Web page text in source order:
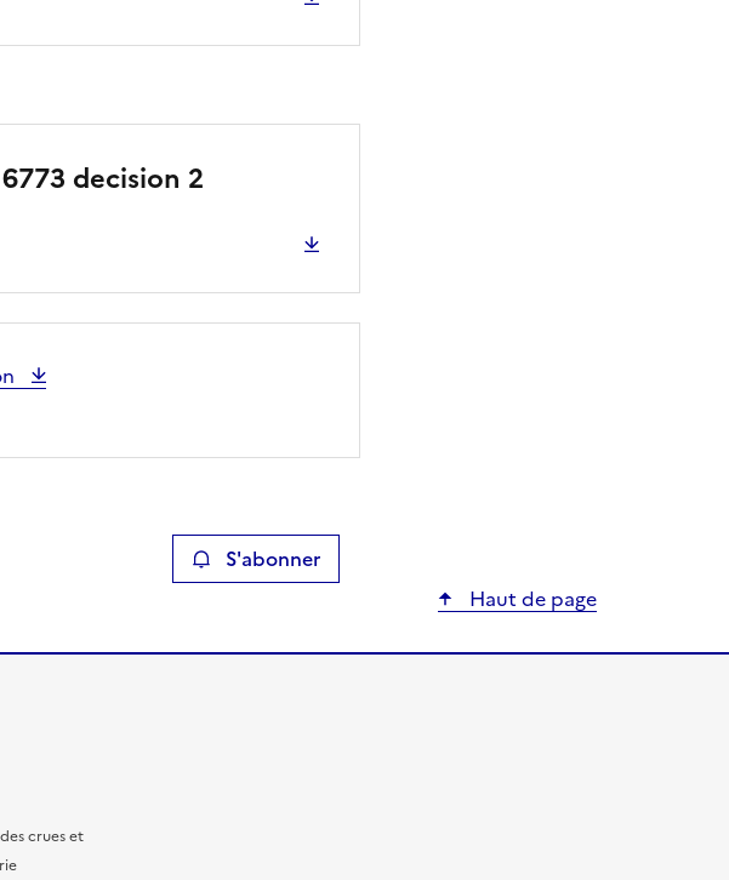
decision 2
dans le presse-papier S'abonner
Haut de page
crues et